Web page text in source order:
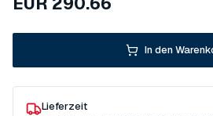
In den
Lieferzeit